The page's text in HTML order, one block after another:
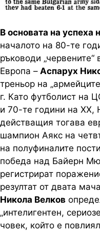
В основата на успеха
началото на 80-те
ръководи „червените“
Европа – Аспарух
треньор на
г. Като футболист на
и 70-те години на XX,
действащия тогава
шампион Аякс на
на полуфиналите
победа над Байерн
регистрират
резултат от двата
Никола Велков
„интелигентен,
човек, който е